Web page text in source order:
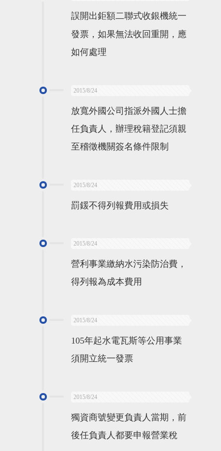
誤開出鉅額二聯式收銀機統一
發票，如果無法收回重開，應
如何處理
2015/8/24
放寬外國公司指派外國人士擔
任負責人，辦理稅籍登記須親
至稽徵機關簽名條件限制
2015/8/24
罰鍰不得列報費用或損失
2015/8/24
營利事業繳納水污染防治費，
得列報為成本費用
2015/8/24
105年起水電瓦斯等公用事業
須開立統一發票
2015/8/24
獨資商號變更負責人當期，前
後任負責人都要申報營業稅